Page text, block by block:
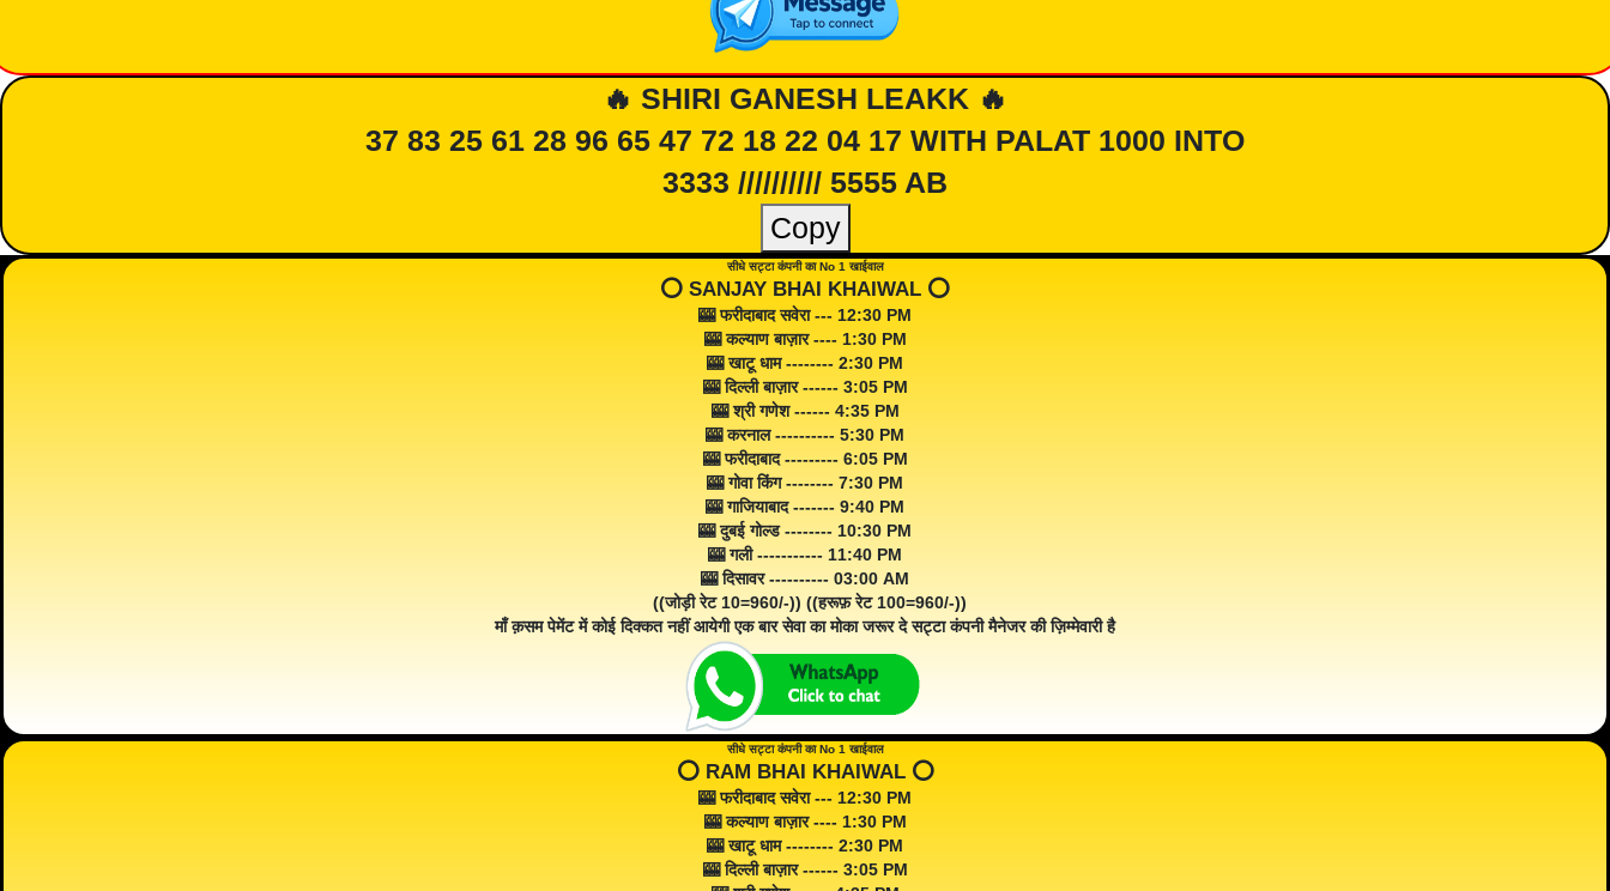
🔥 SHIRI GANESH LEAKK 🔥
37 83 25 61 28 96 65 47 72 18 22 04 17 WITH PALAT 1000 INTO
3333 ////////// 5555 AB
Copy
सीधे सट्टा कंपनी का No 1 खाईवाल
⭕️ SANJAY BHAI KHAIWAL ⭕️
🎰 फरीदाबाद सवेरा --- 12:30 PM
🎰 कल्याण बाज़ार ---- 1:30 PM
🎰 खाटू धाम -------- 2:30 PM
🎰 दिल्ली बाज़ार ------ 3:05 PM
🎰 श्री गणेश ------ 4:35 PM
🎰 करनाल ---------- 5:30 PM
🎰 फरीदाबाद --------- 6:05 PM
🎰 गोवा किंग -------- 7:30 PM
🎰 गाजियाबाद ------- 9:40 PM
🎰 दुबई गोल्ड -------- 10:30 PM
🎰 गली ----------- 11:40 PM
🎰 दिसावर ---------- 03:00 AM
((जोड़ी रेट 10=960/-)) ((हरूफ़ रेट 100=960/-))
माँ क़सम पेमेंट में कोई दिक्कत नहीं आयेगी एक बार सेवा का मोका जरूर दे सट्टा कंपनी मैनेजर की ज़िम्मेवारी है
सीधे सट्टा कंपनी का No 1 खाईवाल
⭕️ RAM BHAI KHAIWAL ⭕️
🎰 फरीदाबाद सवेरा --- 12:30 PM
🎰 कल्याण बाज़ार ---- 1:30 PM
🎰 खाटू धाम -------- 2:30 PM
🎰 दिल्ली बाज़ार ------ 3:05 PM